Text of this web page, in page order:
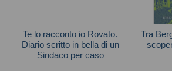
Te lo racconto io Rovato.
Diario scritto in bella di un
Sindaco per caso
Tra